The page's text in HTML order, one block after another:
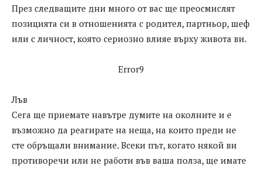
През следващите дни много от вас ще преосмислят
позицията си в отношенията с родител, партньор, шеф
или с личност, която сериозно влияе върху живота ви.
Error9
Лъв
Сега ще приемате навътре думите на околните и е
възможно да реагирате на неща, на които преди не
сте обръщали внимание. Всеки път, когато някой ви
противоречи или не работи във ваша полза, ще имате